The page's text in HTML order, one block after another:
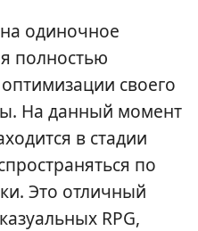
одиночное
полностью
своего
На данный момент
в стадии
по
Это отличный
RPG,